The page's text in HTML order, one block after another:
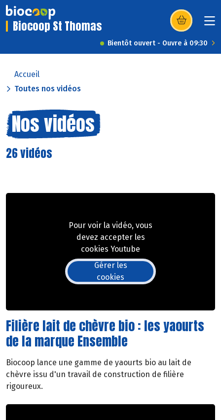
Biocoop St Thomas (s’ouvre dans
Bientôt ouvert - Ouvre à 09:30
Accueil
Toutes nos vidéos
Nos vidéos
26 vidéos
Pour voir la vidéo, vous
devez accepter les
cookies Youtube
Gérer les
cookies
Filière lait de chèvre bio : les yaourts
de la marque Ensemble
Biocoop lance une gamme de yaourts bio au lait de
chèvre issu d'un travail de construction de filière
rigoureux.